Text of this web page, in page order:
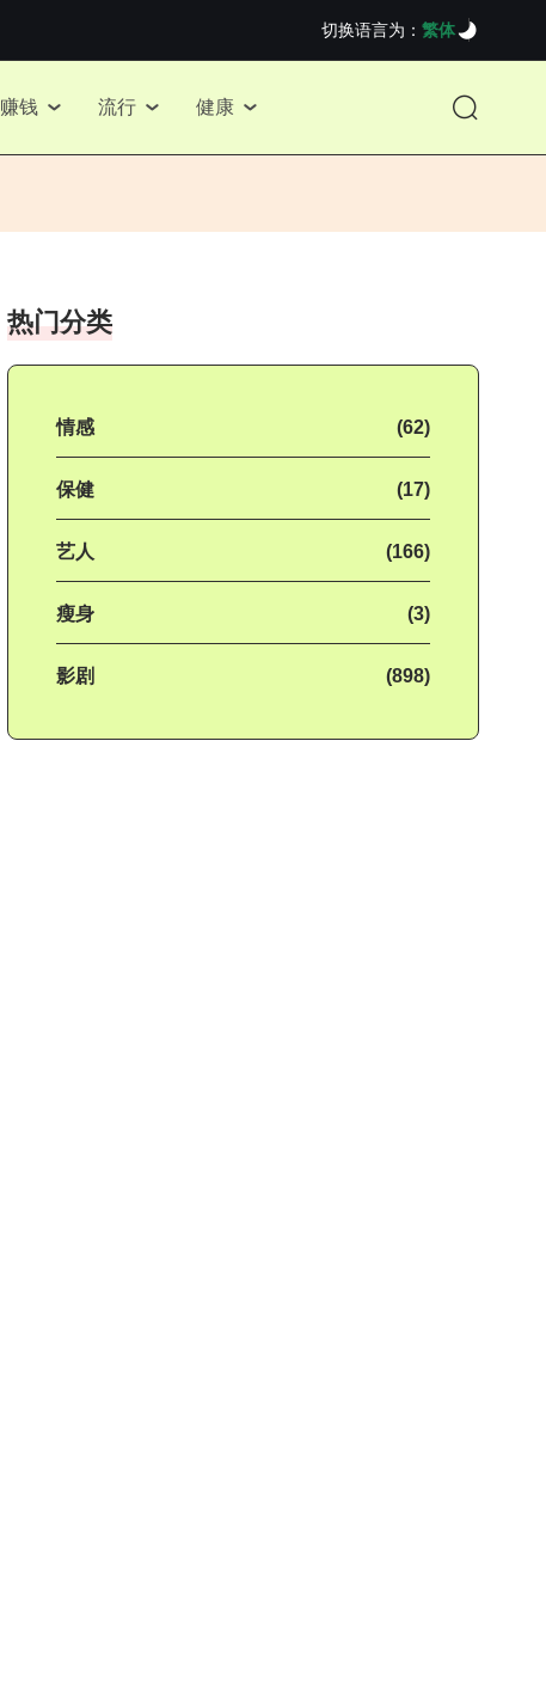
切换语言为： 繁体
赚钱 流行 健康
热门分类
情感 (62)
保健 (17)
艺人 (166)
瘦身 (3)
影剧 (898)